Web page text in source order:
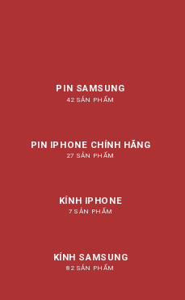
PIN SAMSUNG
42 SẢN PHẨM
PIN IPHONE CHÍNH HÃNG
27 SẢN PHẨM
KÍNH IPHONE
7 SẢN PHẨM
KÍNH SAMSUNG
82 SẢN PHẨM